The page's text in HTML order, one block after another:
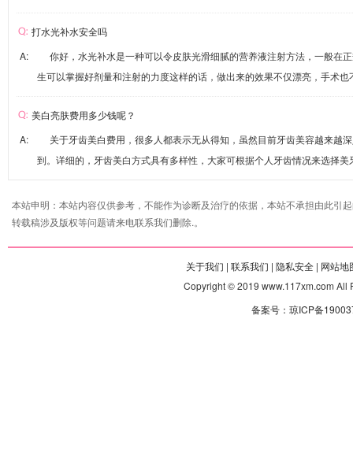
打水光补水安全吗
A: 你好，水光补水是一种可以令皮肤光滑细腻的营养液注射方法，一般在正
生可以掌握好剂量和注射的力度这样的话，做出来的效果不仅漂亮，手术也
美白亮肤费用多少钱呢？
A: 关于牙齿美白费用，很多人都表示无从得知，虽然目前牙齿美容越来越深
到。详细的，牙齿美白方式具有多样性，大家可根据个人牙齿情况来选择美
本站申明：本站内容仅供参考，不能作为诊断及治疗的依据，本站不承担由此引
转载稿涉及版权等问题请来电联系我们删除.。
关于我们 | 联系我们 | 隐私安全 | 网站地
Copyright © 2019 www.117xm.com All
备案号：琼ICP备